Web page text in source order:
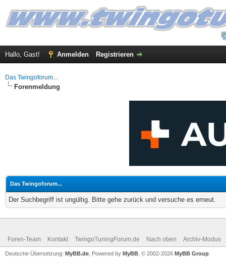
Hallo, Gast! Anmelden Registrieren
Das Twingoforum...
Forenmeldung
Das Twingoforum...
Der Suchbegriff ist ungültig. Bitte gehe zurück und versuche es erneut.
Foren-Team Kontakt TwingoTuningForum.de Nach oben Archiv-Modus
Deutsche Übersetzung: MyBB.de , Powered by MyBB , © 2002-2026 MyBB Group